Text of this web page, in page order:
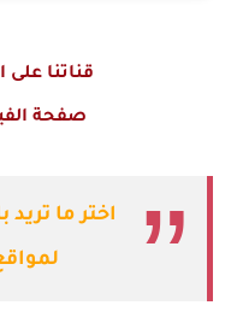
قناتنا
صفحة
اختر ما